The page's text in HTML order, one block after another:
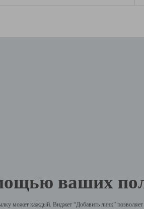
ваших
может каждый. Виджет “Добавить линк”